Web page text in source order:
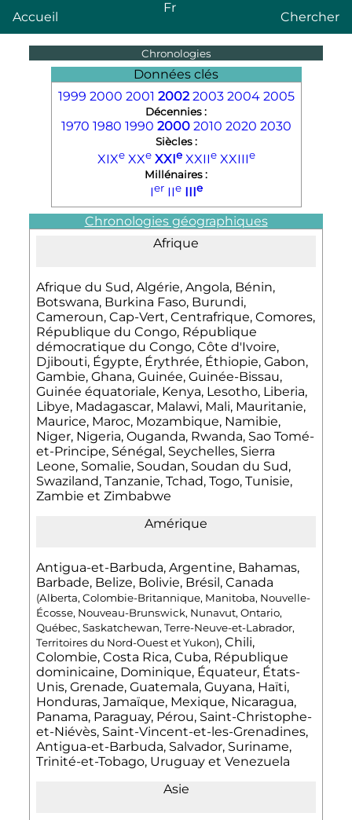
Accueil
Fr
Chercher
Chronologies
Données clés
1999 2000 2001 2002 2003 2004 2005
Décennies :
1970 1980 1990 2000 2010 2020 2030
Siècles :
XIXe XXe XXIe XXIIe XXIIIe
Millénaires :
Ier IIe IIIe
Chronologies géographiques
Afrique
Afrique du Sud, Algérie, Angola, Bénin,
Botswana, Burkina Faso, Burundi,
Cameroun, Cap-Vert, Centrafrique, Comores,
République du Congo, République
démocratique du Congo, Côte d'Ivoire,
Djibouti, Égypte, Érythrée, Éthiopie, Gabon,
Gambie, Ghana, Guinée, Guinée-Bissau,
Guinée équatoriale, Kenya, Lesotho, Liberia,
Libye, Madagascar, Malawi, Mali, Mauritanie,
Maurice, Maroc, Mozambique, Namibie,
Niger, Nigeria, Ouganda, Rwanda, Sao Tomé-
et-Principe, Sénégal, Seychelles, Sierra
Leone, Somalie, Soudan, Soudan du Sud,
Swaziland, Tanzanie, Tchad, Togo, Tunisie,
Zambie et Zimbabwe
Amérique
Antigua-et-Barbuda, Argentine, Bahamas,
Barbade, Belize, Bolivie, Brésil, Canada
(Alberta, Colombie-Britannique, Manitoba, Nouvelle-
Écosse, Nouveau-Brunswick, Nunavut, Ontario,
Québec, Saskatchewan, Terre-Neuve-et-Labrador,
Territoires du Nord-Ouest et Yukon), Chili,
Colombie, Costa Rica, Cuba, République
dominicaine, Dominique, Équateur, États-
Unis, Grenade, Guatemala, Guyana, Haïti,
Honduras, Jamaïque, Mexique, Nicaragua,
Panama, Paraguay, Pérou, Saint-Christophe-
et-Niévès, Saint-Vincent-et-les-Grenadines,
Antigua-et-Barbuda, Salvador, Suriname,
Trinité-et-Tobago, Uruguay et Venezuela
Asie